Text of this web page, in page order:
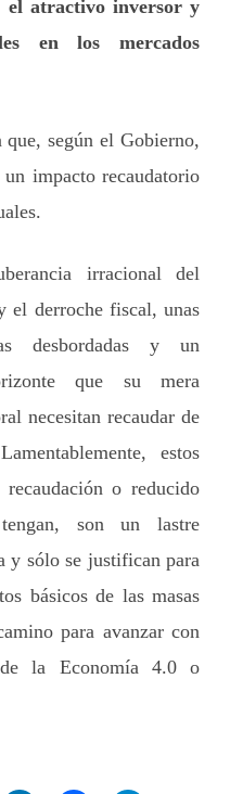
el atractivo inversor y
en los mercados
según el Gobierno,
impacto recaudatorio
irracional del
el derroche fiscal, unas
desbordadas y un
que su mera
necesitan recaudar de
estos
o reducido
son un lastre
y sólo se justifican para
básicos de las masas
para avanzar con
la Economía 4.0 o